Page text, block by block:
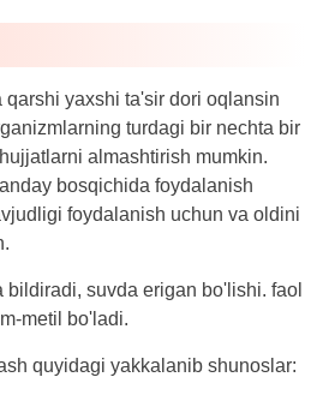
yaxshi ta'sir dori oqlansin
turdagi bir nechta bir
almashtirish mumkin.
bosqichida foydalanish
foydalanish uchun va oldini
suvda erigan bo'lishi. faol
metil bo'ladi.
quyidagi yakkalanib shunoslar: